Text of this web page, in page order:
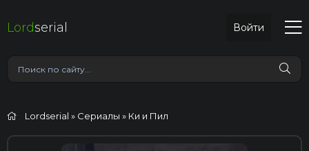
Lordserial Войти
Lordserial » Сериалы » Ки и Пил